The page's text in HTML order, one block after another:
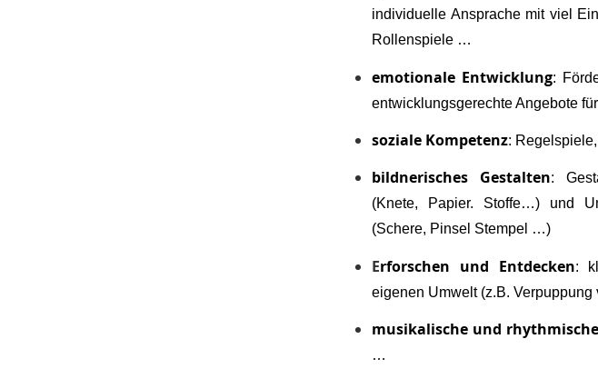
individuelle Ansprache mit viel
Rollenspiele …
emotionale Entwicklung:
entwicklungsgerechte Angebote
soziale Kompetenz:
bildnerisches Gestalten:
(Knete, Papier. Stoffe…) und
(Schere, Pinsel Stempel …)
Erforschen und Entdecken:
eigenen Umwelt (z.B.
musikalische und
…